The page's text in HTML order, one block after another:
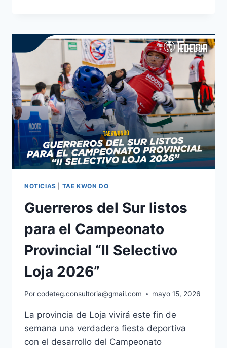
NOTICIAS TAE KWON DO
Guerreros del Sur listos
para el Campeonato
Provincial “II Selectivo
Loja 2026”
Porcodeteg.consultoria@gmail.com mayo 15, 2026
La provincia de Loja vivirá este fin de
semana una verdadera fiesta deportiva
con el desarrollo del Campeonato